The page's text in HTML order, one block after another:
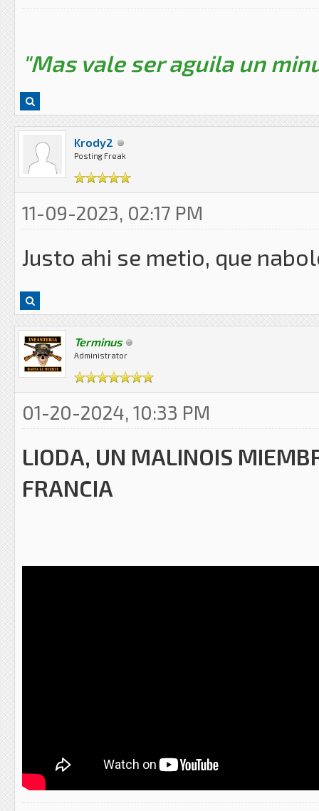
"Mas vale ser aguila un
Krody2
Posting Freak
11-09-2023, 02:17 PM
Justo ahi se metio, que
Terminus
Administrator
01-20-2024, 10:33 PM
LIODA, UN MALINOIS
FRANCIA